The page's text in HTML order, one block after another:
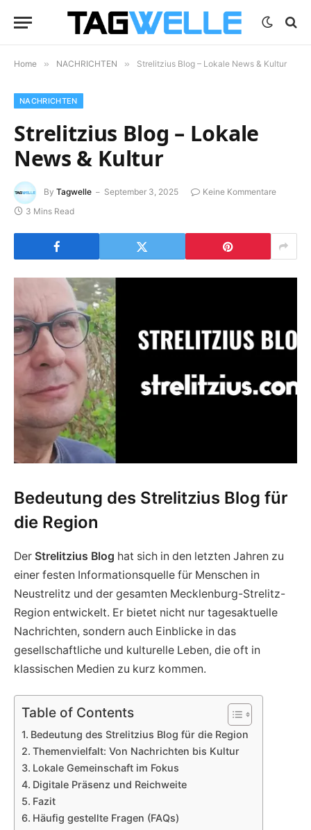
Home » NACHRICHTEN » Strelitzius Blog – Lokale News & Kultur
NACHRICHTEN
Strelitzius Blog – Lokale
News & Kultur
By Tagwelle September 3, 2025
Keine Kommentare
3 Mins Read
Bedeutung des Strelitzius Blog für
die Region
Der Strelitzius Blog hat sich in den letzten Jahren zu
einer festen Informationsquelle für Menschen in
Neustrelitz und der gesamten Mecklenburg-Strelitz-
Region entwickelt. Er bietet nicht nur tagesaktuelle
Nachrichten, sondern auch Einblicke in das
gesellschaftliche und kulturelle Leben, die oft in
klassischen Medien zu kurz kommen.
Table of Contents
Bedeutung des Strelitzius Blog für die Region
Themenvielfalt: Von Nachrichten bis Kultur
Lokale Gemeinschaft im Fokus
Digitale Präsenz und Reichweite
Fazit
Häufig gestellte Fragen (FAQs)